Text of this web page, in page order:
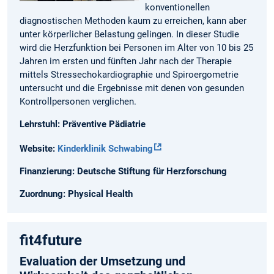
konventionellen
diagnostischen Methoden kaum zu erreichen, kann aber
unter körperlicher Belastung gelingen. In dieser Studie
wird die Herzfunktion bei Personen im Alter von 10 bis 25
Jahren im ersten und fünften Jahr nach der Therapie
mittels Stressechokardiographie und Spiroergometrie
untersucht und die Ergebnisse mit denen von gesunden
Kontrollpersonen verglichen.
Lehrstuhl: Präventive Pädiatrie
Website: Kinderklinik Schwabing
Finanzierung: Deutsche Stiftung für Herzforschung
Zuordnung: Physical Health
fit4future
Evaluation der Umsetzung und